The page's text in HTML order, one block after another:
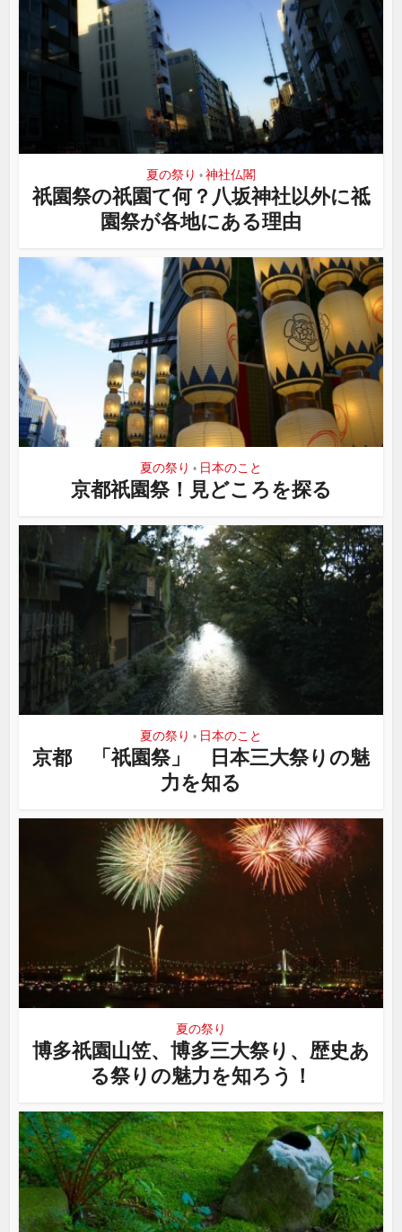
夏の祭り • 神社仏閣
祇園祭の祇園て何？八坂神社以外に祗
園祭が各地にある理由
夏の祭り • 日本のこと
京都祇園祭！見どころを探る
夏の祭り • 日本のこと
京都 「祇園祭」 日本三大祭りの魅
力を知る
夏の祭り
博多祇園山笠、博多三大祭り、歴史あ
る祭りの魅力を知ろう！